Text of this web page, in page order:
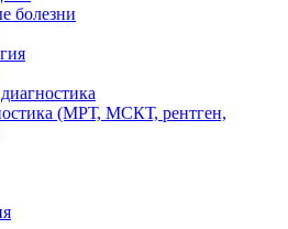
болезни
(МРТ, МСКТ, рентген,